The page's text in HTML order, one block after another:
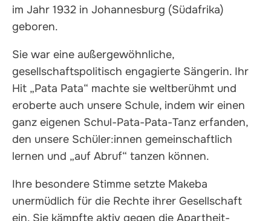
im Jahr 1932 in Johannesburg (Südafrika)
geboren.
Sie war eine außergewöhnliche,
gesellschaftspolitisch engagierte Sängerin. Ihr
Hit „Pata Pata“ machte sie weltberühmt und
eroberte auch unsere Schule, indem wir einen
ganz eigenen Schul-Pata-Pata-Tanz erfanden,
den unsere Schüler:innen gemeinschaftlich
lernen und „auf Abruf“ tanzen können.
Ihre besondere Stimme setzte Makeba
unermüdlich für die Rechte ihrer Gesellschaft
ein. Sie kämpfte aktiv gegen die Apartheit-